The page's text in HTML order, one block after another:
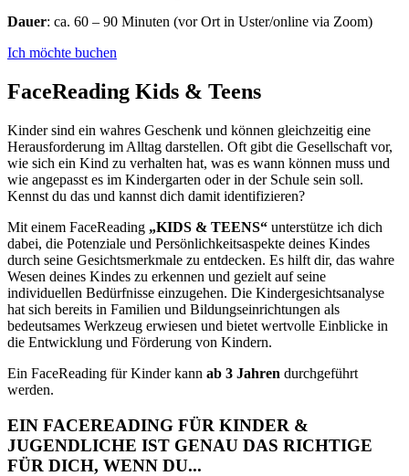
Dauer: ca. 60 – 90 Minuten (vor Ort in Uster/online via Zoom)
Ich möchte buchen
FaceReading Kids & Teens
Kinder sind ein wahres Geschenk und können gleichzeitig eine
Herausforderung im Alltag darstellen. Oft gibt die Gesellschaft vor,
wie sich ein Kind zu verhalten hat, was es wann können muss und
wie angepasst es im Kindergarten oder in der Schule sein soll.
Kennst du das und kannst dich damit identifizieren?
Mit einem FaceReading „KIDS & TEENS“ unterstütze ich dich
dabei, die Potenziale und Persönlichkeitsaspekte deines Kindes
durch seine Gesichtsmerkmale zu entdecken. Es hilft dir, das wahre
Wesen deines Kindes zu erkennen und gezielt auf seine
individuellen Bedürfnisse einzugehen. Die Kindergesichtsanalyse
hat sich bereits in Familien und Bildungseinrichtungen als
bedeutsames Werkzeug erwiesen und bietet wertvolle Einblicke in
die Entwicklung und Förderung von Kindern.
Ein FaceReading für Kinder kann ab 3 Jahren durchgeführt
werden.
EIN FACEREADING FÜR KINDER &
JUGENDLICHE IST GENAU DAS RICHTIGE
FÜR DICH, WENN DU...